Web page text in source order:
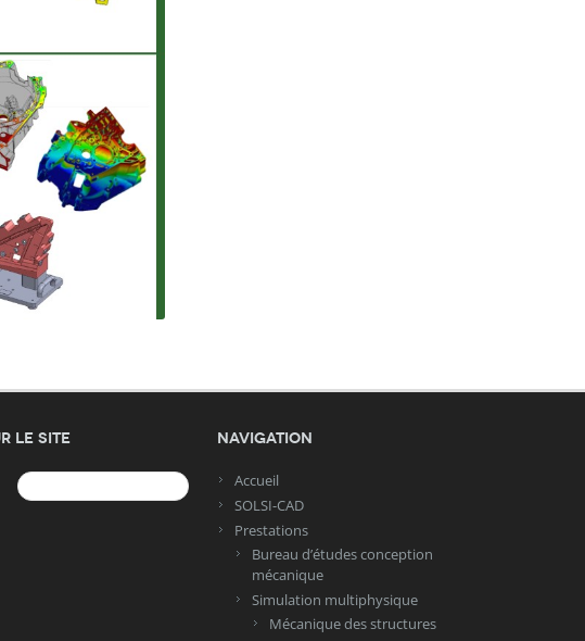
le site Navigation
Accueil
SOLSI-CAD
Prestations
Bureau d’études conception
mécanique
Simulation multiphysique
Mécanique des structures